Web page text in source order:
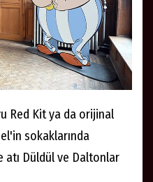
Red Kit ya da orijinal
sokaklarında
atı Düldül ve Daltonlar